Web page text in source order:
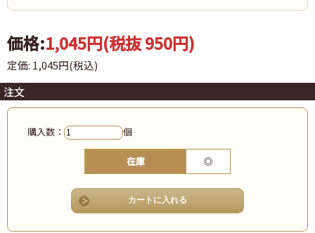
価格:1,045円(税抜 950円)
定価: 1,045円(税込)
注文
購入数： 個
在庫 ◎